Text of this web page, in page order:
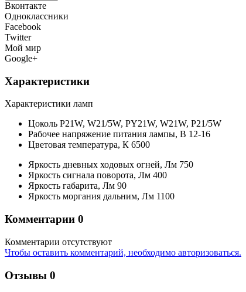
Вконтакте
Одноклассники
Facebook
Twitter
Мой мир
Google+
Характеристики
Характеристики ламп
Цоколь P21W, W21/5W, PY21W, W21W, P21/5W
Рабочее напряжение питания лампы, В 12-16
Цветовая температура, К 6500
Яркость дневных ходовых огней, Лм 750
Яркость сигнала поворота, Лм 400
Яркость габарита, Лм 90
Яркость моргания дальним, Лм 1100
Комментарии 0
Комментарии отсутствуют
Чтобы оставить комментарий, необходимо авторизоваться.
Отзывы 0